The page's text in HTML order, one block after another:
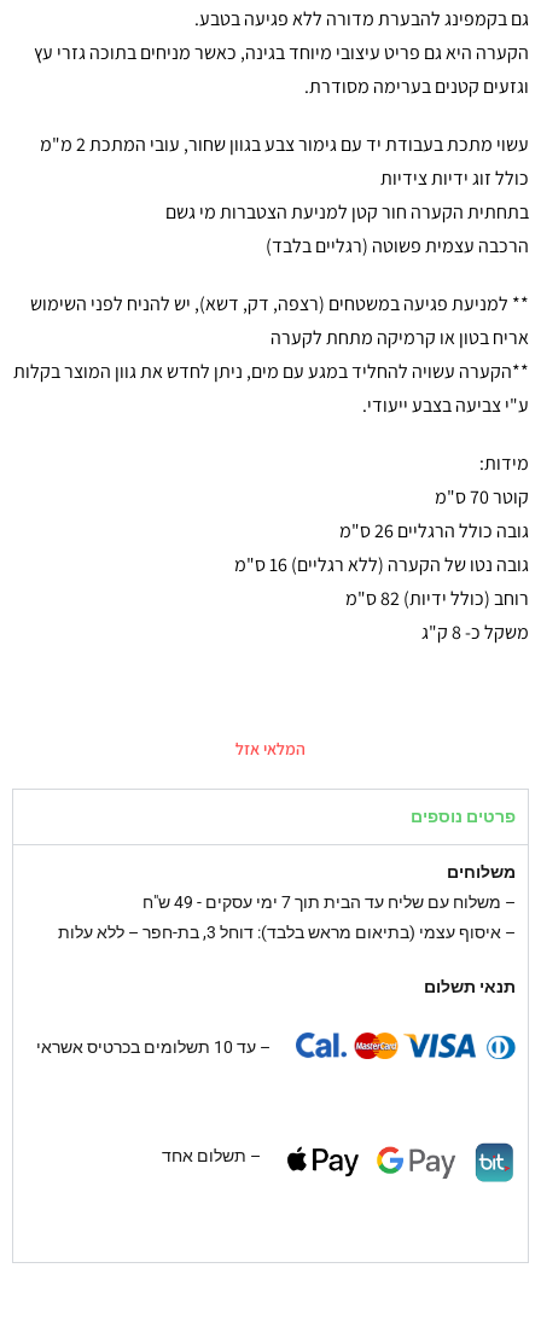
גם בקמפינג להבערת מדורה ללא פגיעה בטבע.
הקערה היא גם פריט עיצובי מיוחד בגינה, כאשר מניחים בתוכה גזרי עץ
וגזעים קטנים בערימה מסודרת.
עשוי מתכת בעבודת יד עם גימור צבע בגוון שחור, עובי המתכת 2 מ"מ
כולל זוג ידיות צידיות
בתחתית הקערה חור קטן למניעת הצטברות מי גשם
הרכבה עצמית פשוטה (רגליים בלבד)
** למניעת פגיעה במשטחים (רצפה, דק, דשא), יש להניח לפני השימוש
אריח בטון או קרמיקה מתחת לקערה
**הקערה עשויה להחליד במגע עם מים, ניתן לחדש את גוון המוצר בקלות
ע"י צביעה בצבע ייעודי.
מידות:
קוטר 70 ס"מ
גובה כולל הרגליים 26 ס"מ
גובה נטו של הקערה (ללא רגליים) 16 ס"מ
רוחב (כולל ידיות) 82 ס"מ
משקל כ- 8 ק"ג
המלאי אזל
פרטים נוספים
משלוחים
– משלוח עם שליח עד הבית תוך 7 ימי עסקים - 49 ש"ח
– איסוף עצמי (בתיאום מראש בלבד): דוחל 3, בת-חפר – ללא עלות
תנאי תשלום
– עד 10 תשלומים בכרטיס אשראי
– תשלום אחד